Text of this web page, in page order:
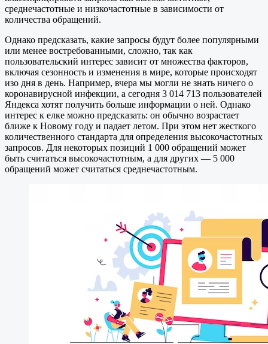
среднечастотные и низкочастотные в зависимости от
количества обращений.
Однако предсказать, какие запросы будут более популярными
или менее востребованными, сложно, так как
пользовательский интерес зависит от множества факторов,
включая сезонность и изменения в мире, которые происходят
изо дня в день. Например, вчера мы могли не знать ничего о
коронавирусной инфекции, а сегодня 3 014 713 пользователей
Яндекса хотят получить больше информации о ней. Однако
интерес к елке можно предсказать: он обычно возрастает
ближе к Новому году и падает летом. При этом нет жесткого
количественного стандарта для определения высокочастотных
запросов. Для некоторых позиций 1 000 обращений может
быть считаться высокочастотным, а для других — 5 000
обращений может считаться среднечастотным.